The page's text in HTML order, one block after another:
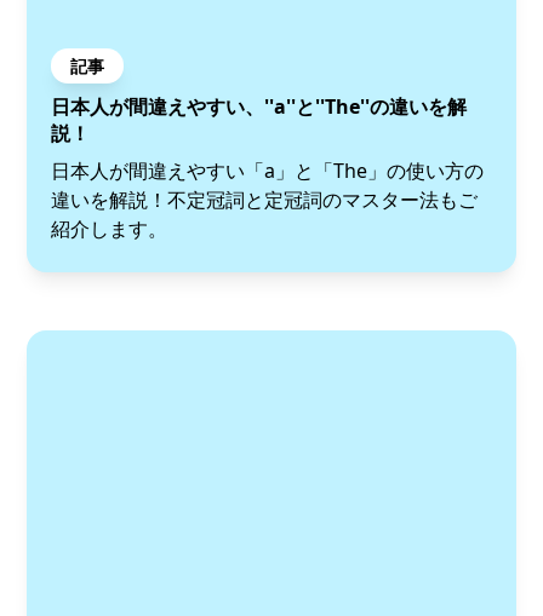
記事
日本人が間違えやすい、''a''と''The''の違いを解
説！
日本人が間違えやすい「a」と「The」の使い方の
違いを解説！不定冠詞と定冠詞のマスター法もご
紹介します。